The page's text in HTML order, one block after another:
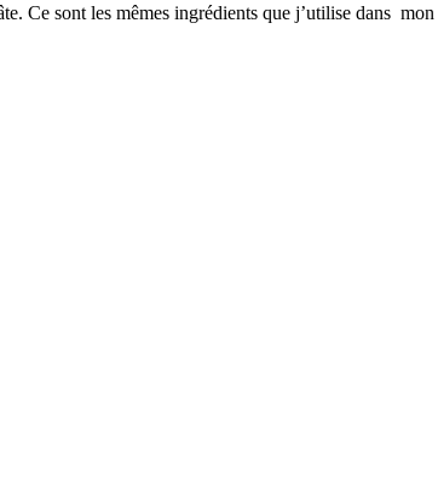
Ce sont les mêmes ingrédients que j’utilise dans mon